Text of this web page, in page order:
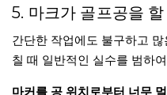
5. 마크가 골프공을
간단한 작업에도 불구하고
칠 때 일반적인 실수를 범하
마커를 공 위치로부터 너무